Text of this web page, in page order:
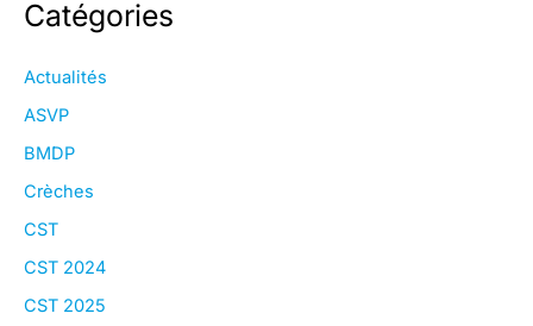
Catégories
Actualités
ASVP
BMDP
Crèches
CST
CST 2024
CST 2025